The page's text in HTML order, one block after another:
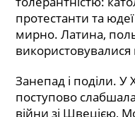
протестанти та
мирно. Латина,
використовувалися
Занепад і поділи. У
поступово
війни зі Швецією,